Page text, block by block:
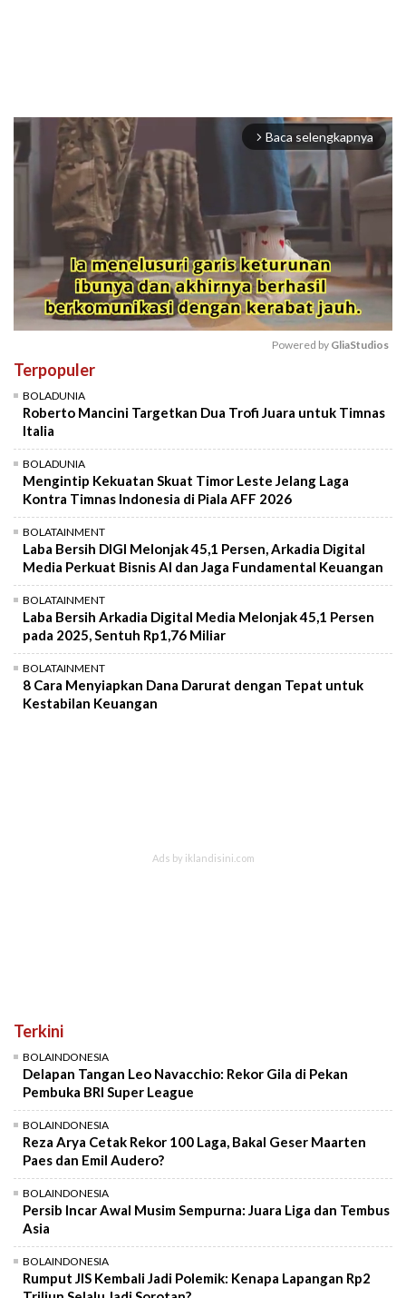
arrow_forward_ios Baca selengkapnya
Powered by GliaStudios
Terpopuler
BOLADUNIA
Roberto Mancini Targetkan Dua Trofi Juara untuk Timnas
Italia
BOLADUNIA
Mengintip Kekuatan Skuat Timor Leste Jelang Laga
Kontra Timnas Indonesia di Piala AFF 2026
BOLATAINMENT
Laba Bersih DIGI Melonjak 45,1 Persen, Arkadia Digital
Media Perkuat Bisnis AI dan Jaga Fundamental Keuangan
BOLATAINMENT
Laba Bersih Arkadia Digital Media Melonjak 45,1 Persen
pada 2025, Sentuh Rp1,76 Miliar
BOLATAINMENT
8 Cara Menyiapkan Dana Darurat dengan Tepat untuk
Kestabilan Keuangan
Terkini
BOLAINDONESIA
Delapan Tangan Leo Navacchio: Rekor Gila di Pekan
Pembuka BRI Super League
BOLAINDONESIA
Reza Arya Cetak Rekor 100 Laga, Bakal Geser Maarten
Paes dan Emil Audero?
BOLAINDONESIA
Persib Incar Awal Musim Sempurna: Juara Liga dan Tembus
Asia
BOLAINDONESIA
Rumput JIS Kembali Jadi Polemik: Kenapa Lapangan Rp2